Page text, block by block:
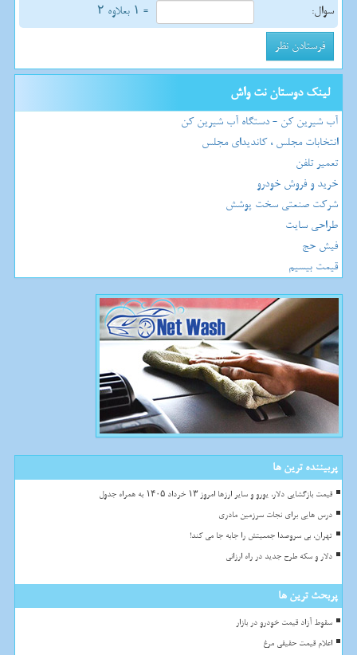
سوال: = ۱ بعلاوه ۲
لینک دوستان نت واش
آب شیرین کن - دستگاه آب شیرین کن
انتخابات مجلس ، کاندیدای مجلس
تعمیر تلفن
خرید و فروش خودرو
شرکت صنعتی سخت پوشش
طراحی سایت
فیش حج
قیمت بیسیم
پربیننده ترین ها
قیمت بازگشایی دلار، یورو و سایر ارزها امروز ۱۳ خرداد ۱۴۰۵ به همراه جدول
درس هایی برای نجات سرزمین مادری
تهران، بی سروصدا جمعیتش را جابه جا می کند!
دلار و سکه طرح جدید در راه ارزانی
پربحث ترین ها
سقوط آزاد قیمت خودرو در بازار
اعلام قیمت حقیقی مرغ